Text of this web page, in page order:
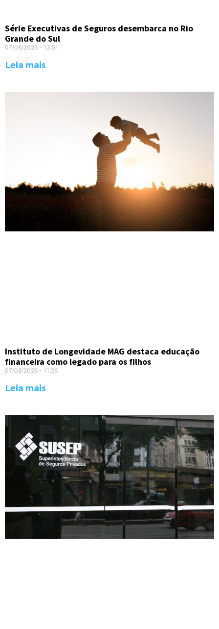
Série Executivas de Seguros desembarca no Rio
Grande do Sul
07/08/2026 13:51
Leia mais
Instituto de Longevidade MAG destaca educação
financeira como legado para os filhos
07/08/2026 11:26
Leia mais